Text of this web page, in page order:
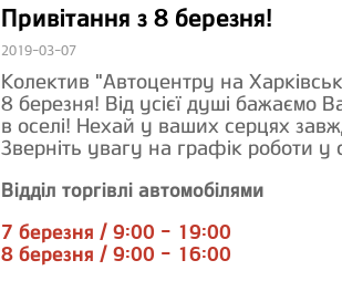
Привітання з 8 березня!
2019-03-07
Колектив "Автоцентру на
8 березня! Від усієї душі бажаємо
в оселі! Нехай у ваших серцях
Зверніть увагу на графік роботи у
Відділ торгівлі автомобілями
7 березня / 9:00 - 19:00
8 березня / 9:00 - 16:00